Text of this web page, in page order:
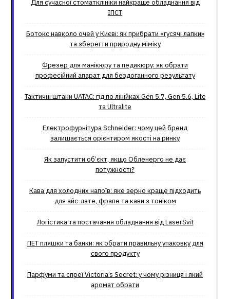
Для сучасної стоматклініки найкраще обладнання від
ІПСТ
Ботокс навколо очей у Києві: як прибрати «гусячі лапки»
та зберегти природну міміку
Фрезер для манікюру та педикюру: як обрати
професійний апарат для бездоганного результату
Тактичні штани UATAC: гід по лінійках Gen 5.7, Gen 5.6, Lite
та Ultralite
Електрофурнітура Schneider: чому цей бренд
залишається орієнтиром якості на ринку
Як запустити об’єкт, якщо Обленерго не дає
потужності?
Кава для холодних напоїв: яке зерно краще підходить
для айс-лате, фрапе та кави з тоніком
Логістика та постачання обладнання від LaserSvit
ПЕТ пляшки та банки: як обрати правильну упаковку для
свого продукту
Парфуми та спреї Victoria’s Secret: у чому різниця і який
аромат обрати